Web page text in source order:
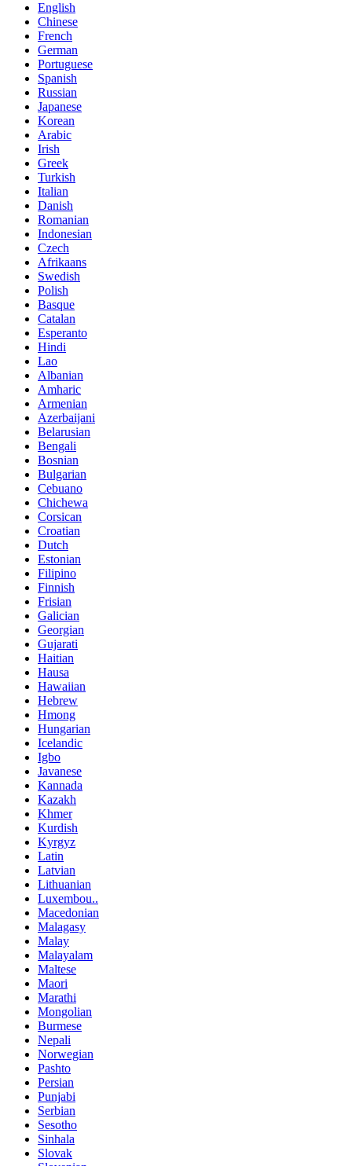
English
Chinese
French
German
Portuguese
Spanish
Russian
Japanese
Korean
Arabic
Irish
Greek
Turkish
Italian
Danish
Romanian
Indonesian
Czech
Afrikaans
Swedish
Polish
Basque
Catalan
Esperanto
Hindi
Lao
Albanian
Amharic
Armenian
Azerbaijani
Belarusian
Bengali
Bosnian
Bulgarian
Cebuano
Chichewa
Corsican
Croatian
Dutch
Estonian
Filipino
Finnish
Frisian
Galician
Georgian
Gujarati
Haitian
Hausa
Hawaiian
Hebrew
Hmong
Hungarian
Icelandic
Igbo
Javanese
Kannada
Kazakh
Khmer
Kurdish
Kyrgyz
Latin
Latvian
Lithuanian
Luxembou..
Macedonian
Malagasy
Malay
Malayalam
Maltese
Maori
Marathi
Mongolian
Burmese
Nepali
Norwegian
Pashto
Persian
Punjabi
Serbian
Sesotho
Sinhala
Slovak